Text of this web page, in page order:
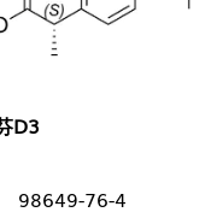
D3
98649-76-4